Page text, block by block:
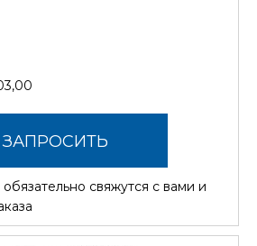
ЗАПРОСИТЬ
СТОИМОСТЬсвяжутся с вами и